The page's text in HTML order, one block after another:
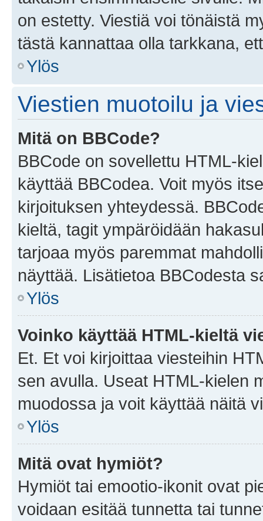
on estetty. Viestiä voi tönäistä
tästä kannattaa olla tarkkana,
Ylös
Viestien muotoilu ja
Mitä on BBCode?
BBCode on sovellettu HTML-
käyttää BBCodea. Voit myös
kirjoituksen yhteydessä.
kieltä, tagit ympäröidään
tarjoaa myös paremmat
näyttää. Lisätietoa BBCodesta
Ylös
Voinko käyttää HTML-kieltä
Et. Et voi kirjoittaa viesteihin
sen avulla. Useat HTML-kielen
muodossa ja voit käyttää näitä
Ylös
Mitä ovat hymiöt?
Hymiöt tai emootio-ikonit ovat
voidaan esitää tunnetta tai